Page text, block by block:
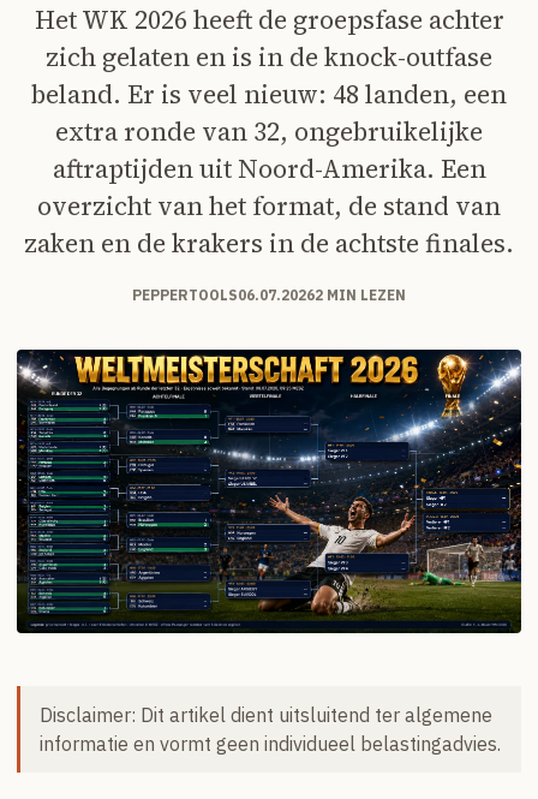
Het WK 2026 heeft de groepsfase achter
zich gelaten en is in de knock-outfase
beland. Er is veel nieuw: 48 landen, een
extra ronde van 32, ongebruikelijke
aftraptijden uit Noord-Amerika. Een
overzicht van het format, de stand van
zaken en de krakers in de achtste finales.
PEPPERTOOLS06.07.20262 MIN LEZEN
Disclaimer: Dit artikel dient uitsluitend ter algemene
informatie en vormt geen individueel belastingadvies.